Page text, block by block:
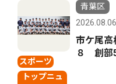
スポーツ
トップニュ
青葉区
2026.08.06
市ケ尾
８ 創部